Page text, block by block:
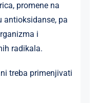
promene na
antioksidanse, pa
i
radikala.
treba primenjivati